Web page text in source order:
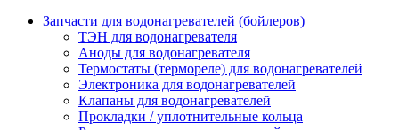
Запчасти для водонагревателей (бойлеров)
ТЭН для водонагревателя
Аноды для водонагревателя
Термостаты (термореле) для водонагревателей
Электроника для водонагревателей
Клапаны для водонагревателей
Прокладки / уплотнительные кольца